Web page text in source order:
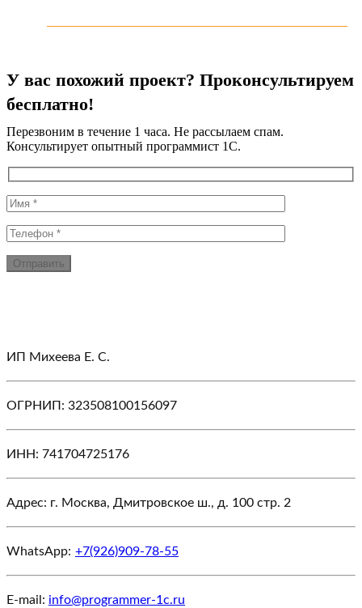
У вас похожий проект? Проконсультируем
бесплатно!
Перезвоним в течение 1 часа. Не рассылаем спам.
Консультирует опытный программист 1С.
Отправить
ИП Михеева Е. С.
ОГРНИП: 323508100156097
ИНН: 741704725176
Адрес: г. Москва, Дмитровское ш., д. 100 стр. 2
WhatsApp: +7(926)909-78-55
E-mail: info@programmer-1c.ru